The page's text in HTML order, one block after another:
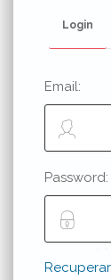
Login
Email:
Password: